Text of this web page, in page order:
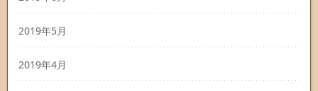
2019年5月
2019年4月